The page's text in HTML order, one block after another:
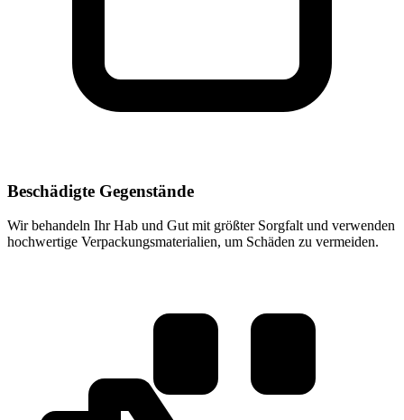
Beschädigte Gegenstände
Wir behandeln Ihr Hab und Gut mit größter Sorgfalt und verwenden
hochwertige Verpackungsmaterialien, um Schäden zu vermeiden.